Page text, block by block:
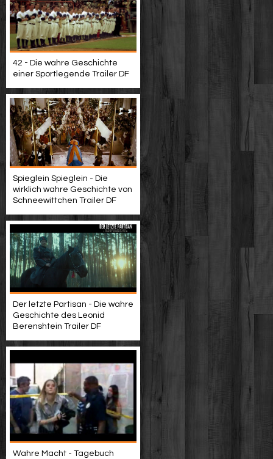
42 - Die wahre Geschichte
einer Sportlegende Trailer DF
Spieglein Spieglein - Die
wirklich wahre Geschichte von
Schneewittchen Trailer DF
Der letzte Partisan - Die wahre
Geschichte des Leonid
Berenshtein Trailer DF
Wahre Macht - Tagebuch